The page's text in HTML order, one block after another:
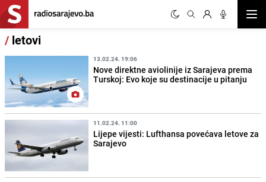
/ letovi
13.02.24. 19:06
Nove direktne aviolinije iz Sarajeva prema
Turskoj: Evo koje su destinacije u pitanju
11.02.24. 11:00
Lijepe vijesti: Lufthansa povećava letove za
Sarajevo